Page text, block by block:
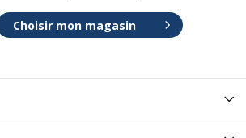
Choisir mon magasin